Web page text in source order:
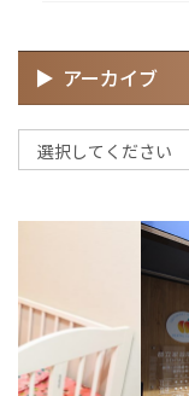
アーカイブ